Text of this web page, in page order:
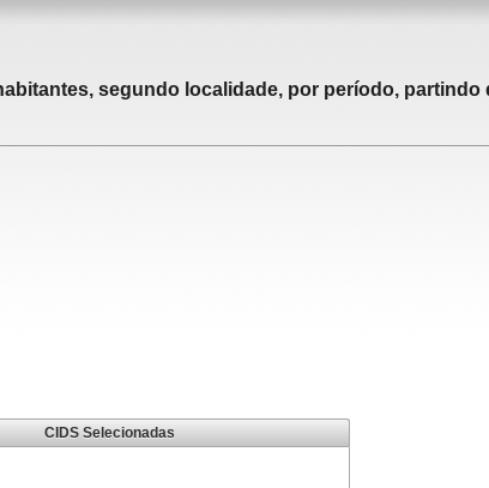
segundo localidade, por período, partindo
CIDS Selecionadas